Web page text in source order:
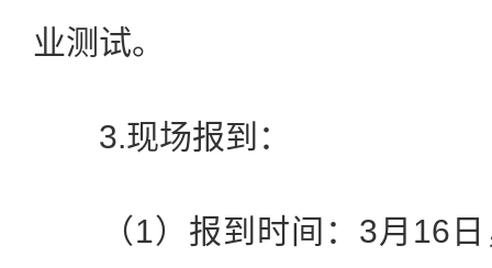
业测试。
3.现场报到：
（1）报到时间：3月16日